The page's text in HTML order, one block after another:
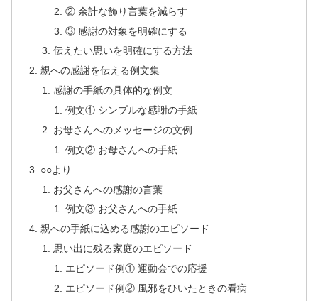
② 余計な飾り言葉を減らす
③ 感謝の対象を明確にする
伝えたい思いを明確にする方法
親への感謝を伝える例文集
感謝の手紙の具体的な例文
例文① シンプルな感謝の手紙
お母さんへのメッセージの文例
例文② お母さんへの手紙
○○より
お父さんへの感謝の言葉
例文③ お父さんへの手紙
親への手紙に込める感謝のエピソード
思い出に残る家庭のエピソード
エピソード例① 運動会での応援
エピソード例② 風邪をひいたときの看病